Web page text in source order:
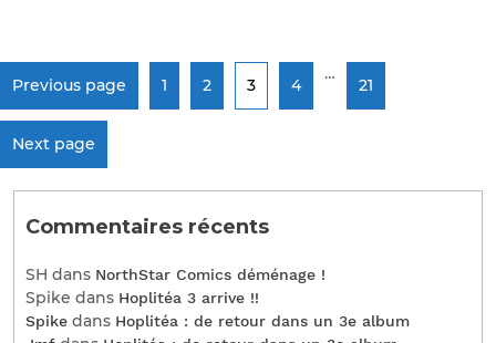
Previous page 1 2 3 4
…
21
Next page
Commentaires récents
SH dans NorthStar Comics déménage !
Spike dans Hoplitéa 3 arrive !!
Spike dans Hoplitéa : de retour dans un 3e album